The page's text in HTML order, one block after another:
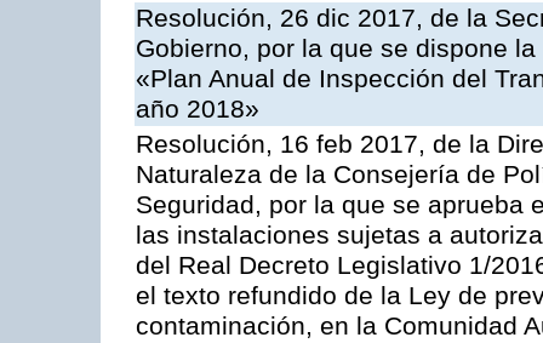
Resolución, 26 dic 2017, de la
Gobierno, por la que se dispone
«Plan Anual de Inspección del
año 2018»
Resolución, 16 feb 2017, de la
Naturaleza de la Consejería de
Seguridad, por la que se aprueba
las instalaciones sujetas a
del Real Decreto Legislativo 1/
el texto refundido de la Ley de
contaminación, en la Comunidad